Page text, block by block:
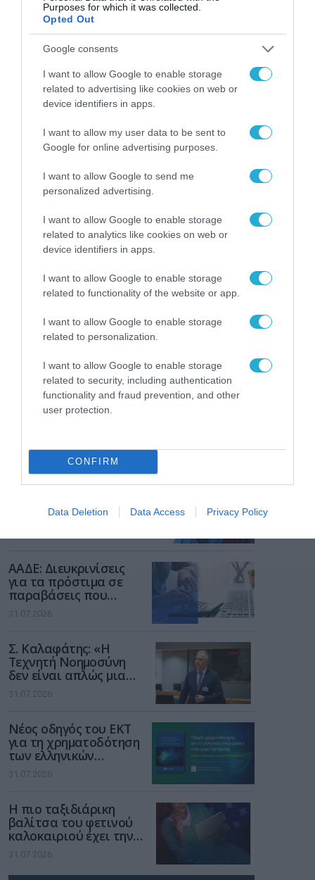
Purposes for which it was collected.
Opted Out
Google consents
I want to allow Google to enable storage
related to advertising like cookies on web or
device identifiers in apps.
I want to allow my user data to be sent to
Google for online advertising purposes.
I want to allow Google to send me
personalized advertising.
I want to allow Google to enable storage
related to analytics like cookies on web or
device identifiers in apps.
I want to allow Google to enable storage
related to functionality of the website or app.
I want to allow Google to enable storage
related to personalization.
I want to allow Google to enable storage
related to security, including authentication
functionality and fraud prevention, and other
user protection.
CONFIRM
Data Deletion Data Access Privacy Policy
ΡΟΗ ΕΙΔΗΣΕΩΝ
Το χρηματοδοτούμενο
Gaming Police”
των παιδιών στο
ΑΑΔΕ: Διευκρινίσεις
για τα πρόστιμα σε
παραβάσεις που
αφορούν τους ΦΗΜ
31.07.2026
Σ. Καλαφάτης: «Η
Τεχνητή Νοημοσύνη
δεν είναι απλώς μια
νέα τεχνολογία, είναι
μια νέα βιομηχανική
31.07.2026
Νέος οδηγός του ΕΚΤ
για τη χρηματοδότηση
των ελληνικών
επιχειρήσεων στον
χώρο της άμυνας
31.07.2026
Η πιο ταξιδιάρικη
βαλίτσα του φετινού
καλοκαιριού έχει την
υπογραφή της Xiaomi
31.07.2026